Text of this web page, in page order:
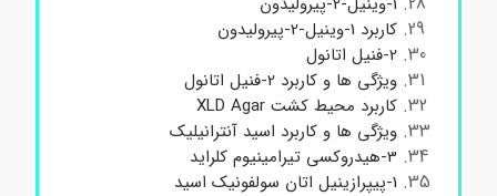
کاربرد 1-وینیل-2-پیرولیدون
2-فنیل اتانول
ویژگی ها و کاربرد 2-فنیل اتانول
کاربرد محیط کشت XLD Agar
ویژگی ها و کاربرد اسید آنترانیلیک
3-هیدروکسی تیرامینیوم کلراید
1-پیپرازینیل اتان سولفونیک اسید